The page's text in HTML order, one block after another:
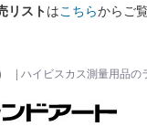
リストはこちらからご
ハイビスカス測量用品の